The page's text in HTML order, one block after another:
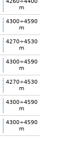
m
4300÷4590
m
4270÷4530
m
4300÷4590
m
4270÷4530
m
4300÷4590
m
4300÷4590
m